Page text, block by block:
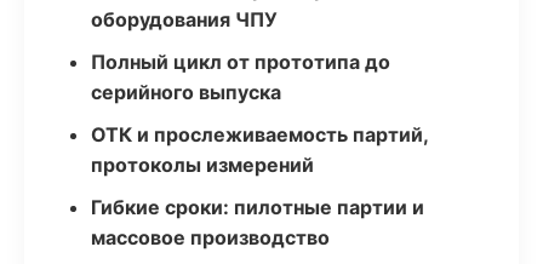
оборудования ЧПУ
Полный цикл от прототипа до
серийного выпуска
ОТК и прослеживаемость партий,
протоколы измерений
Гибкие сроки: пилотные партии и
массовое производство